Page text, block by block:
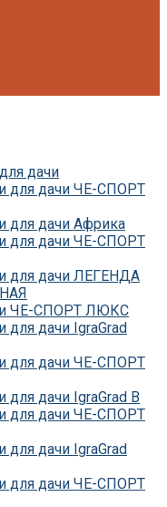
для дачи Формула
дачи IgraGrad
для дачи Perfetto
Савушка Тусун
для дачи Лес Чудес
дачи
для дачи ЧЕ-СПОРТ
для дачи Африка
для дачи ЧЕ-СПОРТ
для дачи ЛЕГЕНДА
ЧЕ-СПОРТ ЛЮКС
для дачи IgraGrad
для дачи ЧЕ-СПОРТ
дачи IgraGrad B
для дачи ЧЕ-СПОРТ
для дачи IgraGrad
для дачи ЧЕ-СПОРТ